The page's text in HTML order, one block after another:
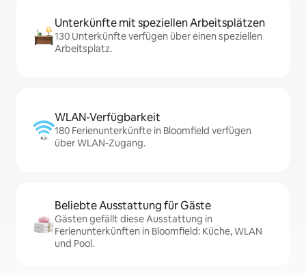
Unterkünfte mit speziellen Arbeitsplätzen
130 Unterkünfte verfügen über einen speziellen
Arbeitsplatz.
WLAN-Verfügbarkeit
180 Ferienunterkünfte in Bloomfield verfügen
über WLAN-Zugang.
Beliebte Ausstattung für Gäste
Gästen gefällt diese Ausstattung in
Ferienunterkünften in Bloomfield: Küche, WLAN
und Pool.